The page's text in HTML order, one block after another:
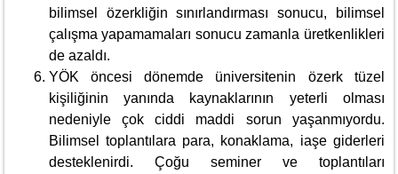
bilimsel özerkliğin sınırlandırması sonucu, bilimsel
çalışma yapamamaları sonucu zamanla üretkenlikleri
de azaldı.
YÖK öncesi dönemde üniversitenin özerk tüzel
kişiliğinin yanında kaynaklarının yeterli olması
nedeniyle çok ciddi maddi sorun yaşanmıyordu.
Bilimsel toplantılara para, konaklama, iaşe giderleri
desteklenirdi. Çoğu seminer ve toplantıları